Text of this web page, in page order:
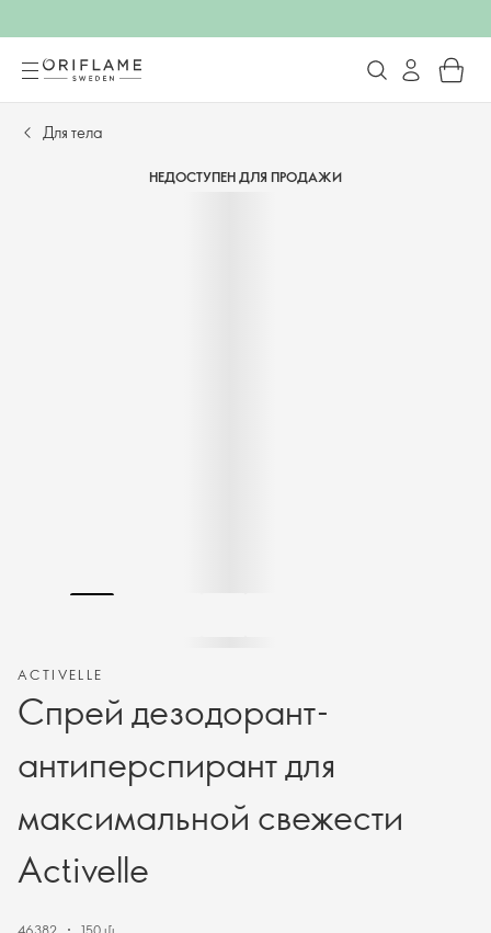
Для тела
НЕДОСТУПЕН ДЛЯ ПРОДАЖИ
ACTIVELLE
Спрей дезодорант-
антиперспирант для
максимальной свежести
Activelle